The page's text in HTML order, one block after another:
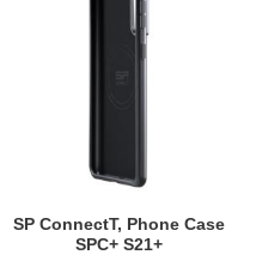
SP ConnectT, Phone Case
SPC+ S21+